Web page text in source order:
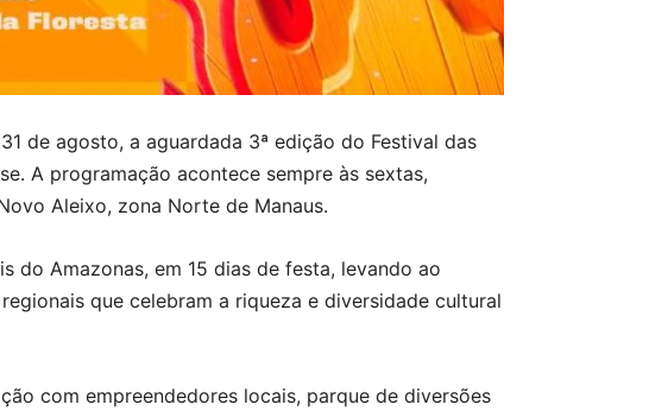
de agosto, a aguardada 3ª edição do Festival das
A programação acontece sempre às sextas,
Aleixo, zona Norte de Manaus.
Amazonas, em 15 dias de festa, levando ao
que celebram a riqueza e diversidade cultural
com empreendedores locais, parque de diversões